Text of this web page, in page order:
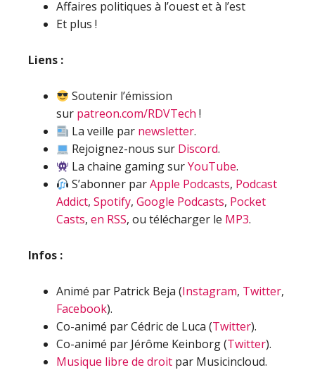
Affaires politiques à l’ouest et à l’est
Et plus !
Liens :
Soutenir l’émission
sur patreon.com/RDVTech !
La veille par newsletter.
Rejoignez-nous sur Discord.
La chaine gaming surYouTube.
S’abonner parApple Podcasts, Podcast
Addict, Spotify, Google Podcasts, Pocket
Casts, en RSS, ou télécharger le MP3.
Infos :
Animé par Patrick Beja (Instagram, Twitter,
Facebook).
Co-animé par Cédric de Luca (Twitter).
Co-animé par Jérôme Keinborg (Twitter).
Musique libre de droit par Musicincloud.